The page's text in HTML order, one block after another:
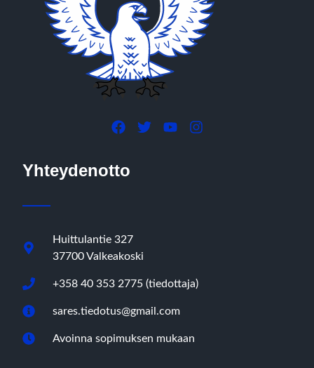
Yhteydenotto
Huittulantie 327
37700 Valkeakoski
+358 40 353 2775 (tiedottaja)
sares.tiedotus@gmail.com
Avoinna sopimuksen mukaan